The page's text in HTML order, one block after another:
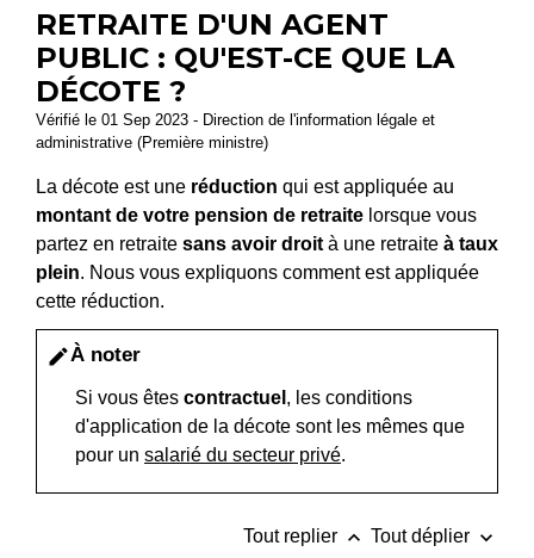
RETRAITE D'UN AGENT
PUBLIC : QU'EST-CE QUE LA
DÉCOTE ?
Vérifié le 01 Sep 2023 - Direction de l'information légale et
administrative (Première ministre)
La décote est une réduction qui est appliquée au
montant de votre pension de retraite lorsque vous
partez en retraite sans avoir droit à une retraite à taux
plein. Nous vous expliquons comment est appliquée
cette réduction.
editÀ noter
Si vous êtes contractuel , les conditions
d'application de la décote sont les mêmes que
pour un salarié du secteur privé.
Tout replier keyboard_arrow_up Tout déplier keyboard_arrow_down